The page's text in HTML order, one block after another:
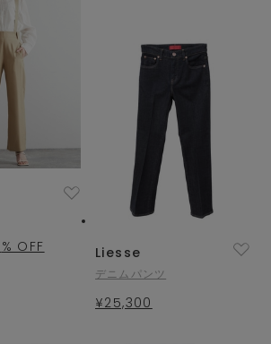
% OFF
Liesse
デニムパンツ
¥25,300